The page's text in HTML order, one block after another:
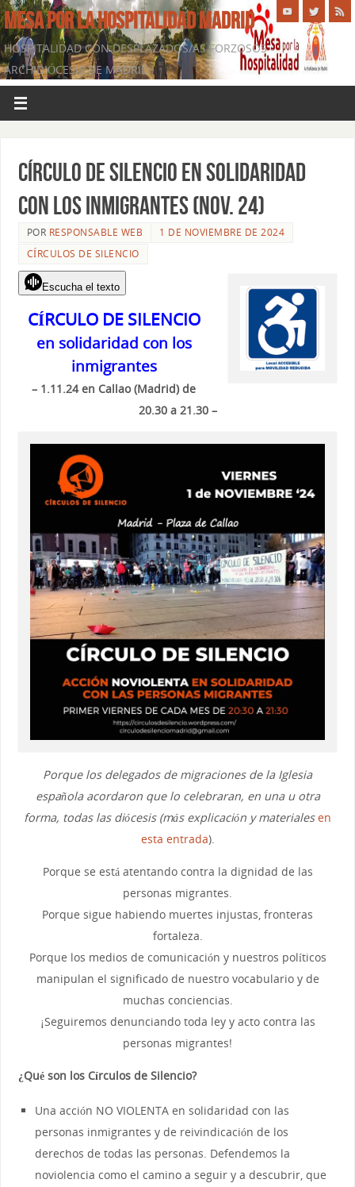
MESA POR LA HOSPITALIDAD MADRID
HOSPITALIDAD CON DESPLAZADOS/AS FORZOSOS -
ARCHIDIÓCESIS DE MADRID
CÍRCULO DE SILENCIO en solidaridad
con los inmigrantes (nov. 24)
POR RESPONSABLE WEB
1 DE NOVIEMBRE DE 2024
CÍRCULOS DE SILENCIO
Escucha el texto
CÍRCULO DE SILENCIO
en solidaridad con los
inmigrantes
– 1.11.24 en Callao (Madrid) de
20.30 a 21.30 –
Porque los delegados de migraciones de la Iglesia
española acordaron que lo celebraran, en una u otra
forma, todas las diócesis (más explicación y materiales en
esta entrada).
Porque se está atentando contra la dignidad de las
personas migrantes.
Porque sigue habiendo muertes injustas, fronteras
fortaleza.
Porque los medios de comunicación y nuestros políticos
manipulan el significado de nuestro vocabulario y de
muchas conciencias.
¡Seguiremos denunciando toda ley y acto contra las
personas migrantes!
¿Qué son los Círculos de Silencio?
Una acción NO VIOLENTA en solidaridad con las
personas inmigrantes y de reivindicación de los
derechos de todas las personas. Defendemos la
noviolencia como el camino a seguir y a descubrir, que